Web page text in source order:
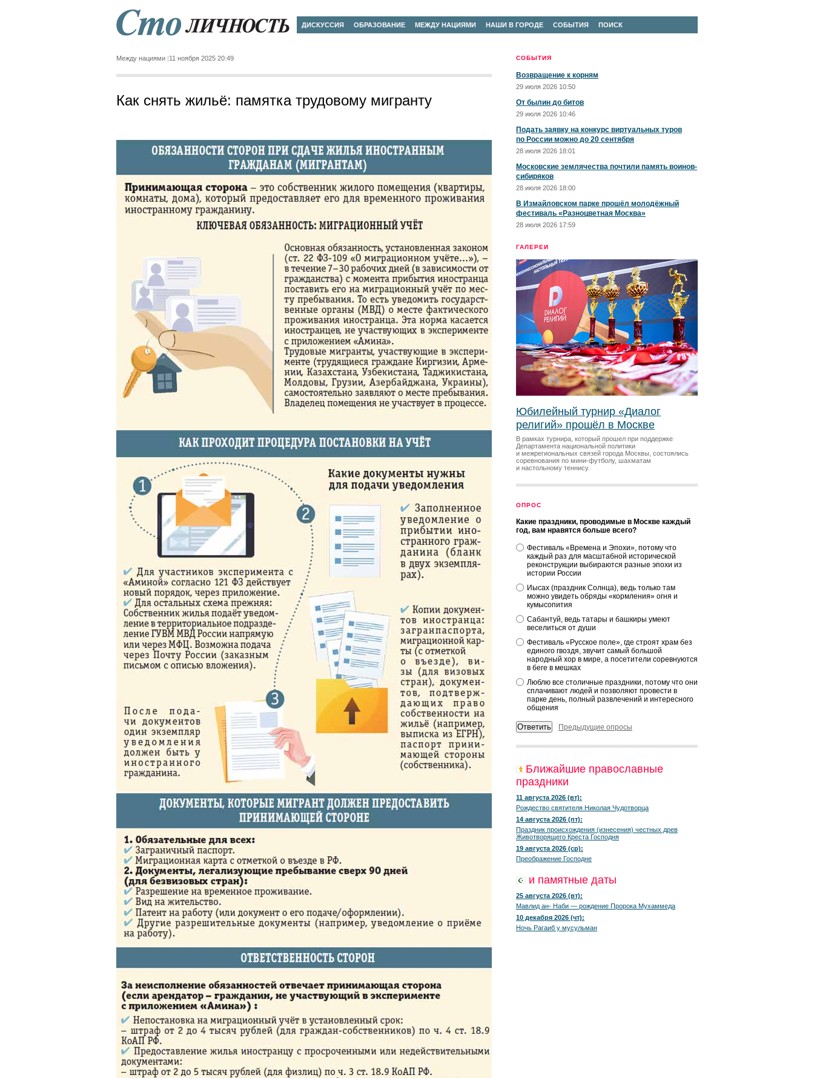
ДИСКУССИЯ ОБРАЗОВАНИЕ МЕЖДУ НАЦИЯМИ НАШИ В ГОРОДЕ СОБЫТИЯ ПОИСК
СОБЫТИЯ
Возвращение к корням
29 июля 2026 10:50
От былин до битов
29 июля 2026 10:46
Подать заявку на конкурс виртуальных туров
по России можно до 20 сентября
28 июля 2026 18:01
Московские землячества почтили память воинов-
сибиряков
28 июля 2026 18:00
В Измайловском парке прошёл молодёжный
фестиваль «Разноцветная Москва»
28 июля 2026 17:59
ГАЛЕРЕИ
Юбилейный турнир «Диалог
религий» прошёл в Москве
В рамках турнира, который прошел при поддержке
Департамента национальной политики
и межрегиональных связей города Москвы, состоялись
соревнования по мини-футболу, шахматам
и настольному теннису.
ОПРОС
Какие праздники, проводимые в Москве каждый
год, вам нравятся больше всего?
Фестиваль «Времена и Эпохи», потому что
каждый раз для масштабной исторической
реконструкции выбираются разные эпохи из
истории России
Иысах (праздник Солнца), ведь только там
можно увидеть обряды «кормления» огня и
кумысопития
Сабантуй, ведь татары и башкиры умеют
веселиться от души
Фестиваль «Русское поле», где строят храм без
единого гвоздя, звучит самый большой
народный хор в мире, а посетители соревнуются
в беге в мешках
Люблю все столичные праздники, потому что они
сплачивают людей и позволяют провести в
парке день, полный развлечений и интересного
общения
Предыдущие опросы
Ближайшие православные
праздники
11 августа 2026 (вт):
Рождество святителя Николая Чудотворца
14 августа 2026 (пт):
Праздник происхождения (изнесения) честных древ
Животворящего Креста Господня
19 августа 2026 (ср):
Преображение Господне
и памятные даты
25 августа 2026 (вт):
Мавлид ан- Наби — рождение Пророка Мухаммеда
10 декабря 2026 (чт):
Ночь Рагаиб у мусульман
Между нациями 11 ноября 2025 20:49
Как снять жильё: памятка трудовому мигранту